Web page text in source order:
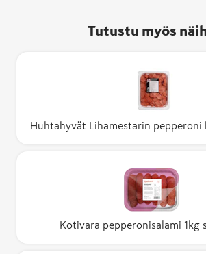
Tutustu myös
Huhtahyvät Lihamestarin pepperoni
Kotivara pepperonisalami 1kg